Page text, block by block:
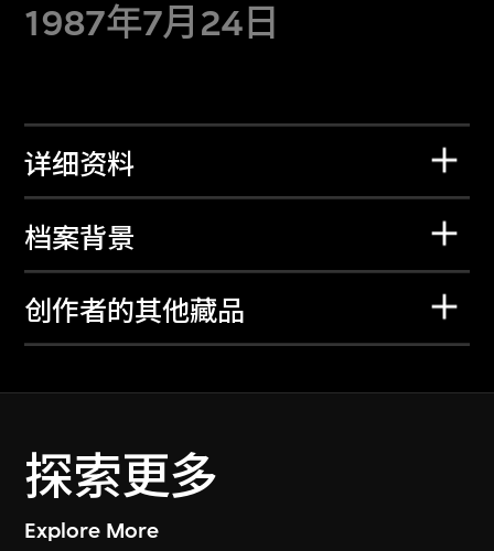
1987年7月24日
详细资料
档案背景
创作者的其他藏品
探索更多
Explore More